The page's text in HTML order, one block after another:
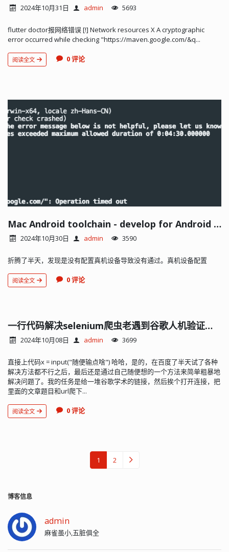
2024年10月31日 admin 5693
flutter doctor报网络错误 [!] Network resources X A cryptographic
error occurred while checking "https://maven.google.com/&q...
阅读全文 0 评论
Mac Android toolchain - develop for Android devices (the doctor check crashed)
2024年10月30日 admin 3590
折腾了半天，发现是没有配置真机设备导致没有通过。真机设备配置
阅读全文 0 评论
一行代码解决selenium爬虫老遇到谷歌人机验证问题
2024年10月08日 admin 3699
直接上代码x = input("随便输点啥") 哈哈，是的，在百度了半天试了各种
解决方法都不行之后，最后还是通过自己随便想的一个方法来简单粗暴地
解决问题了。我的任务是给一堆谷歌学术的链接，然后挨个打开连接，把
里面的文章题目和url爬下...
阅读全文 0 评论
1 2
博客信息
admin
麻雀虽小,五脏俱全